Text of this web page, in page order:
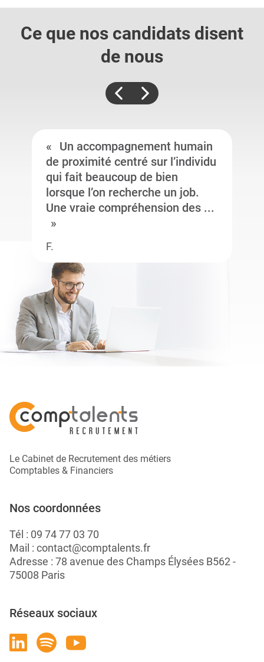
Ce que nos candidats disent
de nous
Un accompagnement humain
de proximité centré sur l’individu
qui fait beaucoup de bien
lorsque l’on recherche un job.
Une vraie compréhension des ...
F.
Le Cabinet de Recrutement des métiers
Comptables & Financiers
Nos coordonnées
Tél : 09 74 77 03 70
Mail : contact@comptalents.fr
Adresse : 78 avenue des Champs Élysées B562 -
75008 Paris
Réseaux sociaux